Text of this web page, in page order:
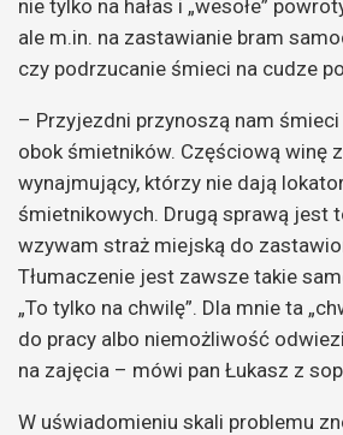
nie tylko na hałas i „wesołe”
ale m.in. na zastawianie bram
czy podrzucanie śmieci na cudze
– Przyjezdni przynoszą nam śmieci
obok śmietników. Częściową winę
wynajmujący, którzy nie dają
śmietnikowych. Drugą sprawą jest
wzywam straż miejską do
Tłumaczenie jest zawsze takie
„To tylko na chwilę”. Dla mnie ta
do pracy albo niemożliwość
na zajęcia – mówi pan Łukasz z
W uświadomieniu skali problemu